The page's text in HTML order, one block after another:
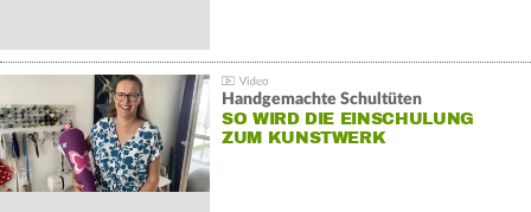
Handgemachte Schultüten
SO WIRD DIE EINSCHULUNG
ZUM KUNSTWERK